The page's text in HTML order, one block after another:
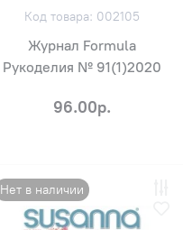
Код товара: 002105
Журнал Formula
Рукоделия № 91(1)2020
96.00р.
Нет в наличии